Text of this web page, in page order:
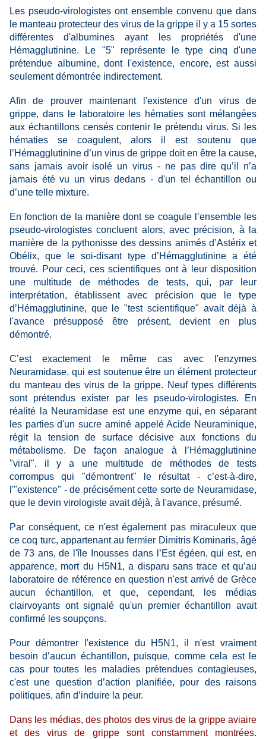
Les pseudo-virologistes ont ensemble convenu que dans
le manteau protecteur des virus de la grippe il y a 15 sortes
différentes d'albumines ayant les propriétés d'une
Hémagglutinine. Le "5" représente le type cinq d'une
prétendue albumine, dont l'existence, encore, est aussi
seulement démontrée indirectement.
Afin de prouver maintenant l'existence d'un virus de
grippe, dans le laboratoire les hématies sont mélangées
aux échantillons censés contenir le prétendu virus. Si les
hématies se coagulent, alors il est soutenu que
l’Hémagglutinine d’un virus de grippe doit en être la cause,
sans jamais avoir isolé un virus - ne pas dire qu’il n’a
jamais été vu un virus dedans - d'un tel échantillon ou
d’une telle mixture.
En fonction de la manière dont se coagule l’ensemble les
pseudo-virologistes concluent alors, avec précision, à la
manière de la pythonisse des dessins animés d’Astérix et
Obélix, que le soi-disant type d’Hémagglutinine a été
trouvé. Pour ceci, ces scientifiques ont à leur disposition
une multitude de méthodes de tests, qui, par leur
interprétation, établissent avec précision que le type
d’Hémagglutinine, que le "test scientifique" avait déjà à
l'avance présupposé être présent, devient en plus
démontré.
C’est exactement le même cas avec l'enzymes
Neuramidase, qui est soutenue être un élément protecteur
du manteau des virus de la grippe. Neuf types différents
sont prétendus exister par les pseudo-virologistes. En
réalité la Neuramidase est une enzyme qui, en séparant
les parties d'un sucre aminé appelé Acide Neuraminique,
régit la tension de surface décisive aux fonctions du
métabolisme. De façon analogue à l’Hémagglutinine
"viral", il y a une multitude de méthodes de tests
corrompus qui "démontrent" le résultat - c’est-à-dire,
l'"existence" - de précisément cette sorte de Neuramidase,
que le devin virologiste avait déjà, à l'avance, présumé.
Par conséquent, ce n'est également pas miraculeux que
ce coq turc, appartenant au fermier Dimitris Kominaris, âgé
de 73 ans, de l'île Inousses dans l’Est égéen, qui est, en
apparence, mort du H5N1, a disparu sans trace et qu’au
laboratoire de référence en question n'est arrivé de Grèce
aucun échantillon, et que, cependant, les médias
clairvoyants ont signalé qu'un premier échantillon avait
confirmé les soupçons.
Pour démontrer l'existence du H5N1, il n'est vraiment
besoin d’aucun échantillon, puisque, comme cela est le
cas pour toutes les maladies prétendues contagieuses,
c'est une question d’action planifiée, pour des raisons
politiques, afin d’induire la peur.
Dans les médias, des photos des virus de la grippe aviaire
et des virus de grippe sont
constamment
montrées.